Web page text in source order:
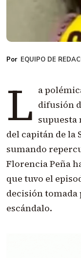
EQUIPO DE
L a
difusión
supuesta
del capitán de la
sumando
Florencia Peña
que tuvo el
decisión tomada
escándalo.